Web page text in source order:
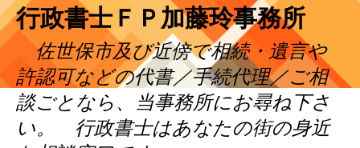
コ
ン
テ
ツ
行政書士ＦＰ加藤玲事務所
佐世保市及び近傍で相続・遺言や
許認可などの代書／手続代理／ご相
談ごとなら、当事務所にお尋ね下さ
い。 行政書士はあなたの街の身近